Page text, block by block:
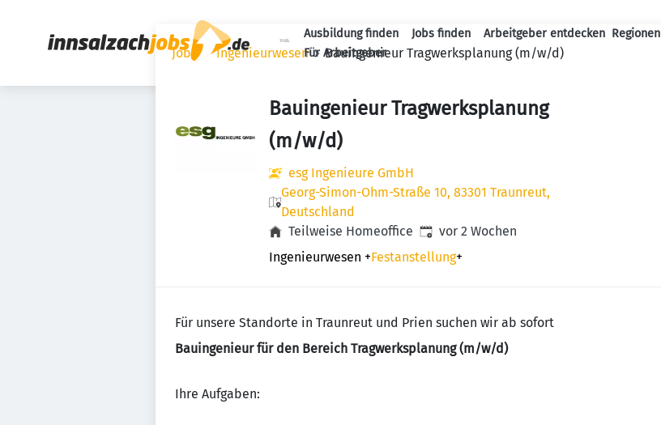
Haupt-Navigation
Ausbildung finden Jobs finden Arbeitgeber entdecken Regionen
Für Arbeitgeber
Jobs Ingenieurwesen Bauingenieur Tragwerksplanung (m/w/d)
Bauingenieur Tragwerksplanung
(m/w/d)
esg Ingenieure GmbH
Georg-Simon-Ohm-Straße 10, 83301 Traunreut,
Deutschland
Teilweise Homeoffice Veröffentlicht:
vor 2 Wochen
Ingenieurwesen +Festanstellung+
Für unsere Standorte in Traunreut und Prien suchen wir ab sofort
Bauingenieur für den Bereich Tragwerksplanung (m/w/d)
Ihre Aufgaben: